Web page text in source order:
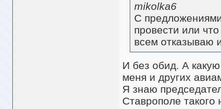
mikolka6
С
провести или
всем отказываю
И без обид. А
меня и других
Я знаю
Ставрополе